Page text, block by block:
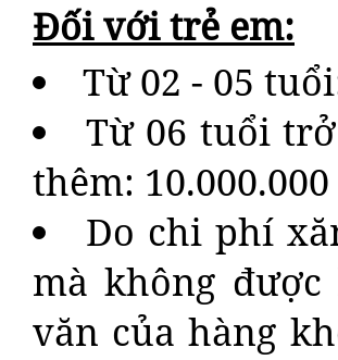
Đối với trẻ em:
Từ 02 - 05
Từ 06 tuổi
thêm:
Do chi phí
mà không
văn của hàng